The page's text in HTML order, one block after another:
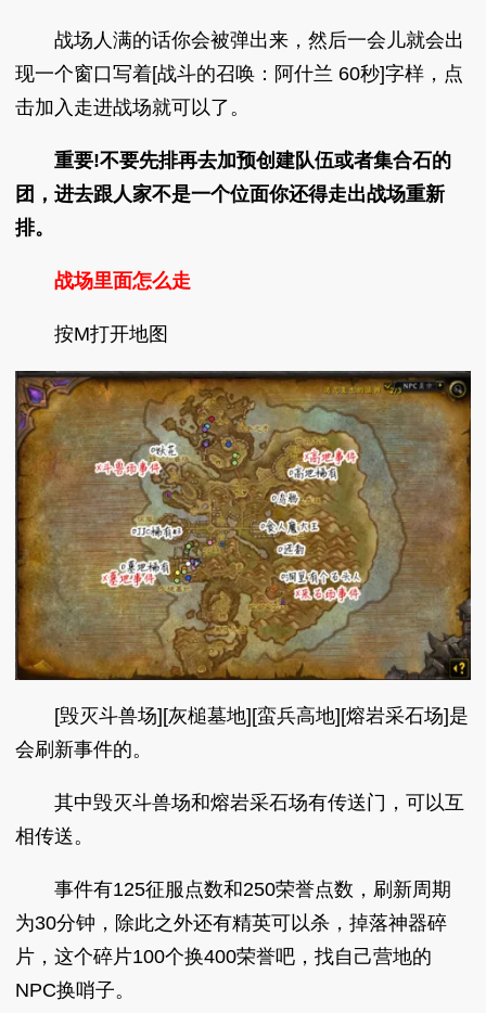
战场人满的话你会被弹出来，然后一会儿就会出
现一个窗口写着[战斗的召唤：阿什兰 60秒]字样，点
击加入走进战场就可以了。
重要!不要先排再去加预创建队伍或者集合石的
团，进去跟人家不是一个位面你还得走出战场重新
排。
战场里面怎么走
按M打开地图
[毁灭斗兽场][灰槌墓地][蛮兵高地][熔岩采石场]是
会刷新事件的。
其中毁灭斗兽场和熔岩采石场有传送门，可以互
相传送。
事件有125征服点数和250荣誉点数，刷新周期
为30分钟，除此之外还有精英可以杀，掉落神器碎
片，这个碎片100个换400荣誉吧，找自己营地的
NPC换哨子。